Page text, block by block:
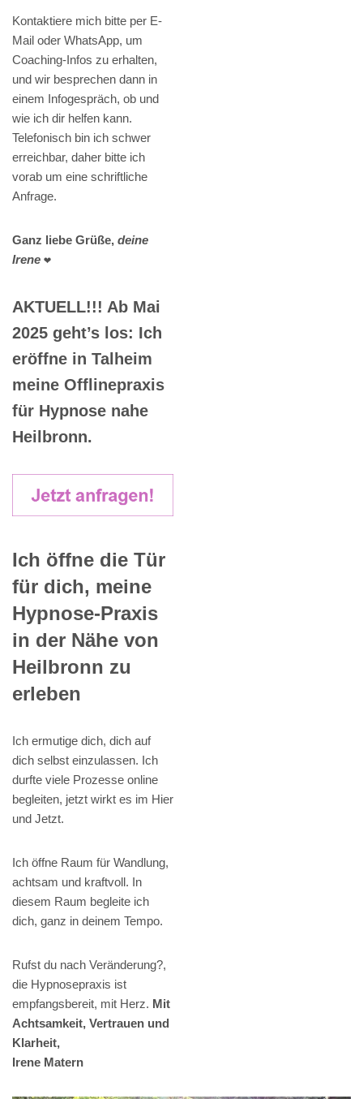
Kontaktiere mich bitte per E-
Mail oder WhatsApp, um
Coaching-Infos zu erhalten,
und wir besprechen dann in
einem Infogespräch, ob und
wie ich dir helfen kann.
Telefonisch bin ich schwer
erreichbar, daher bitte ich
vorab um eine schriftliche
Anfrage.
Ganz liebe Grüße, deine
Irene ❤️
AKTUELL!!! Ab Mai
2025 geht’s los: Ich
eröffne in Talheim
meine Offlinepraxis
für Hypnose nahe
Heilbronn.
Ich öffne die Tür
für dich, meine
Hypnose-Praxis
in der Nähe von
Heilbronn zu
erleben
Ich ermutige dich, dich auf
dich selbst einzulassen. Ich
durfte viele Prozesse online
begleiten, jetzt wirkt es im Hier
und Jetzt.
Ich öffne Raum für Wandlung,
achtsam und kraftvoll. In
diesem Raum begleite ich
dich, ganz in deinem Tempo.
Rufst du nach Veränderung?,
die Hypnosepraxis ist
empfangsbereit, mit Herz. Mit
Achtsamkeit, Vertrauen und
Klarheit,
Irene Matern